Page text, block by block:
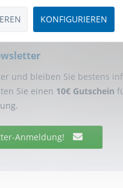
und bleiben Sie bestens
Sie einen 10€ Gutschein
Anmeldung!
KONFIGURIEREN